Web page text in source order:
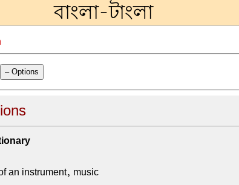
বাংলা-টাংলা
– Options
an instrument, music